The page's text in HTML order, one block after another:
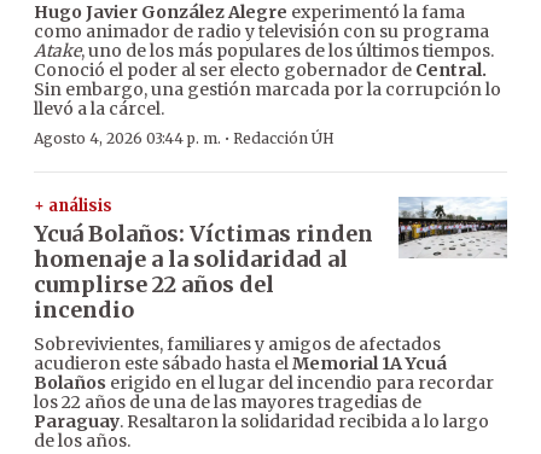
Hugo Javier González Alegre experimentó la fama
como animador de radio y televisión con su programa
Atake, uno de los más populares de los últimos tiempos.
Conoció el poder al ser electo gobernador de Central.
Sin embargo, una gestión marcada por la corrupción lo
llevó a la cárcel.
Agosto 4, 2026 03:44 p. m. · Redacción ÚH
+ análisis
Ycuá Bolaños: Víctimas rinden
homenaje a la solidaridad al
cumplirse 22 años del
incendio
Sobrevivientes, familiares y amigos de afectados
acudieron este sábado hasta elMemorial 1A Ycuá
Bolaños erigido en el lugar del incendio para recordar
los 22 años de una de las mayores tragedias de
Paraguay. Resaltaron la solidaridad recibida a lo largo
de los años.